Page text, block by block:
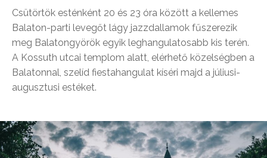
Csütörtök esténként 20 és 23 óra között a kellemes
Balaton-parti levegőt lágy jazzdallamok fűszerezik
meg Balatongyörök egyik leghangulatosabb kis terén.
A Kossuth utcai templom alatt, elérhető közelségben a
Balatonnal, szelíd fiestahangulat kíséri majd a júliusi-
augusztusi estéket.